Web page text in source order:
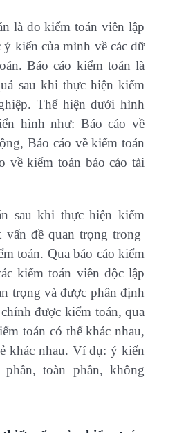
là do kiểm toán viên lập
ý kiến của mình về các dữ
Báo cáo kiểm toán là
sau khi thực hiện kiểm
Thể hiện dưới hình
hình như: Báo cáo về
Báo cáo về kiểm toán
về kiểm toán báo cáo tài
sau khi thực hiện kiểm
đề quan trọng trong
toán. Qua báo cáo kiểm
kiểm toán viên độc lập
trọng và được phân định
được kiểm toán, qua
toán có thể khác nhau,
khác nhau. Ví dụ: ý kiến
toàn phần, không